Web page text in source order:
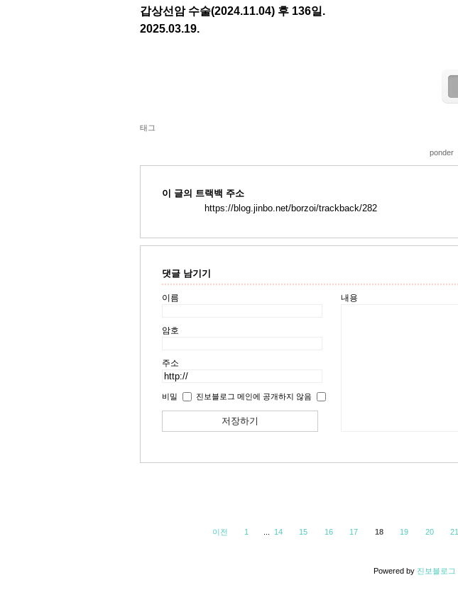
갑상선암 수술(2024.11.04) 후 136일.
2025.03.19.
태그
ponder
이 글의 트랙백 주소
https://blog.jinbo.net/borzoi/trackback/282
댓글 남기기
이름
암호
주소
비밀 진보블로그 메인에 공개하지 않음
내용
이전 1 14 15 16 17 18 19 20 21
Powered by 진보블로그